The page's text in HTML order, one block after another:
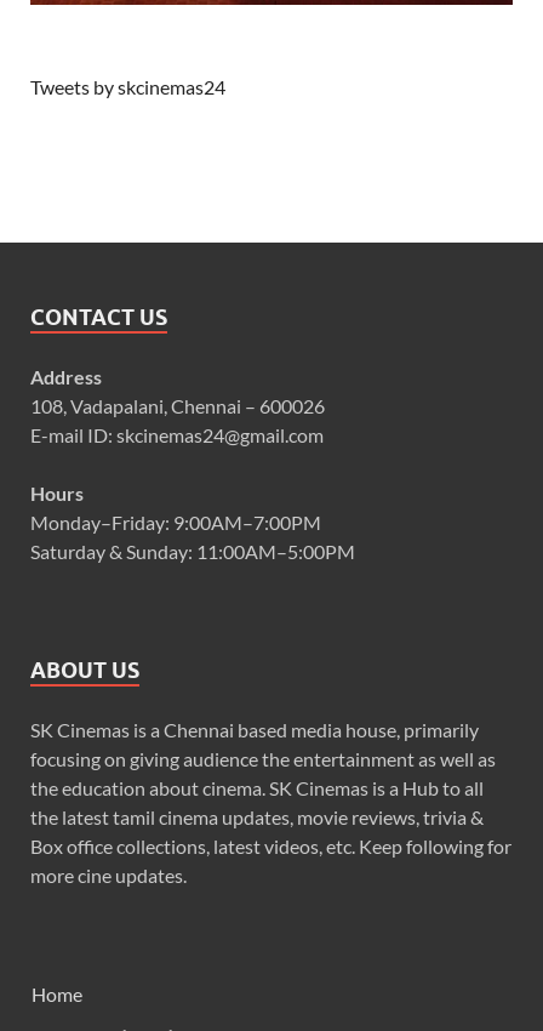
Tweets by skcinemas24
CONTACT US
Address
108, Vadapalani, Chennai – 600026
E-mail ID: skcinemas24@gmail.com
Hours
Monday–Friday: 9:00AM–7:00PM
Saturday & Sunday: 11:00AM–5:00PM
ABOUT US
SK Cinemas is a Chennai based media house, primarily
focusing on giving audience the entertainment as well as
the education about cinema. SK Cinemas is a Hub to all
the latest tamil cinema updates, movie reviews, trivia &
Box office collections, latest videos, etc. Keep following for
more cine updates.
Home